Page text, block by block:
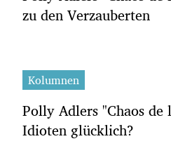
zu den Verzauberten
Kolumnen
Polly Adlers "Chaos de
Idioten glücklich?